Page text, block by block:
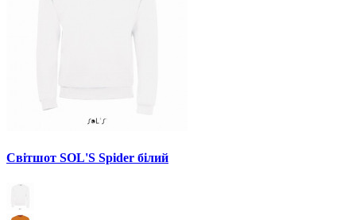
Світшот SOL'S Spider білий